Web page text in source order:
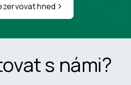
hned
s námi?